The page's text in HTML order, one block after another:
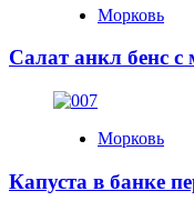
Морковь
Салат анкл бенс
Морковь
Капуста в банке